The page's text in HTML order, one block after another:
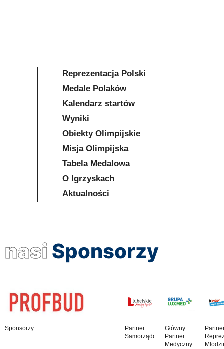
Reprezentacja Polski
Medale Polaków
Kalendarz startów
Wyniki
Obiekty Olimpijskie
Misja Olimpijska
Tabela Medalowa
O Igrzyskach
Aktualności
nasi Sponsorzy
Sponsorzy
Partner
Samorządowy
Główny
Partner
Medyczny